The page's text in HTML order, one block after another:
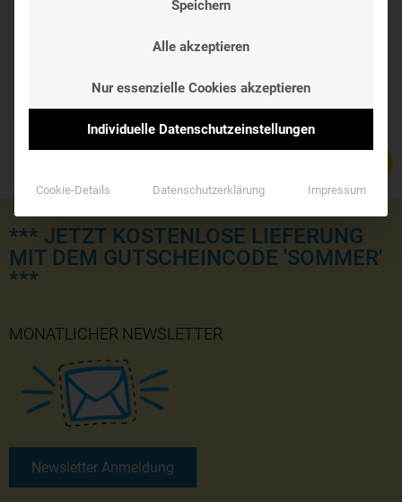
*** JETZT KOSTENLOSE LIEFERUNG
MIT DEM GUTSCHEINCODE 'SOMMER'
***
MONATLICHER NEWSLETTER
Newsletter Anmeldung
Speichern
Alle akzeptieren
Nur essenzielle Cookies akzeptieren
Individuelle Datenschutzeinstellungen
Cookie-Details Datenschutzerklärung Impressum